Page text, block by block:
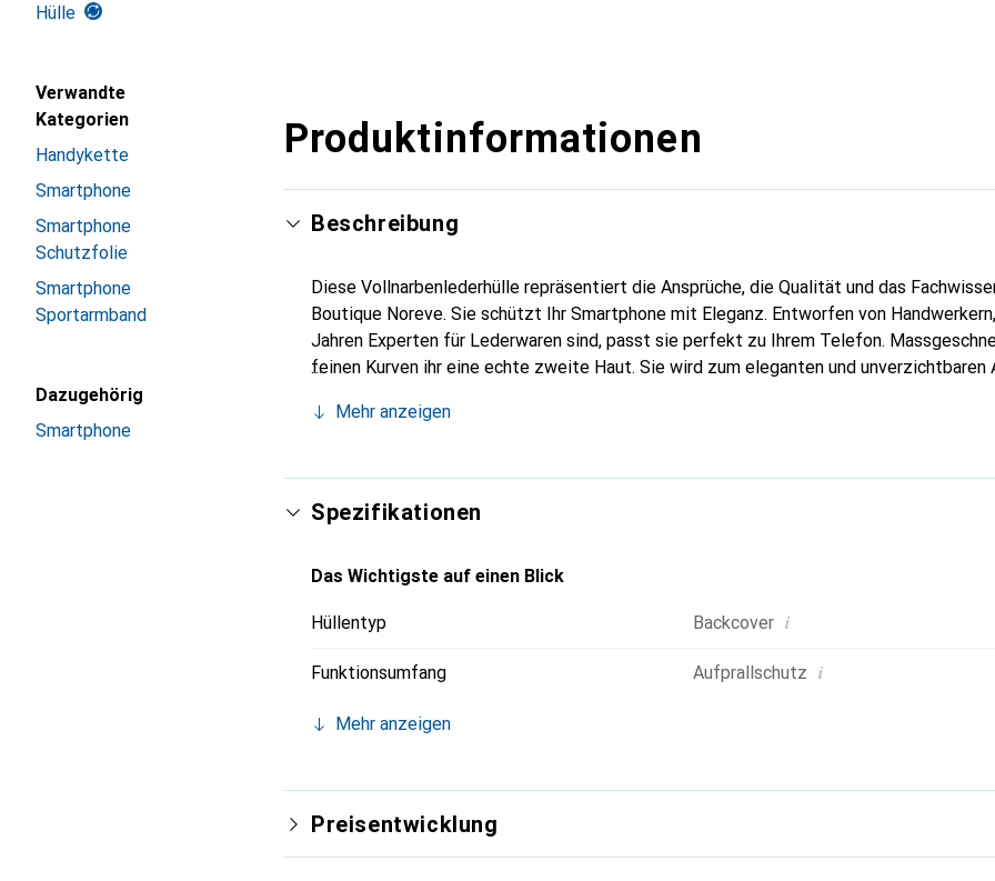
Hülle
Verwandte
Kategorien
Handykette
Smartphone
Smartphone
Schutzfolie
Smartphone
Sportarmband
Dazugehörig
Smartphone
Produktinformationen
Beschreibung
Diese Vollnarbenlederhülle repräsentiert die Ansprüche, die Qualität und das
Boutique Noreve. Sie schützt Ihr Smartphone mit Eleganz. Entworfen von
Jahren Experten für Lederwaren sind, passt sie perfekt zu Ihrem Telefon.
feinen Kurven ihr eine echte zweite Haut. Sie wird zum eleganten und unverzichtbaren
Wahl für eine anspruchsvolle Kundschaft.
Mehr anzeigen
Spezifikationen
Das Wichtigste auf einen Blick
Hüllentyp Backcover i
Funktionsumfang Aufprallschutz i
Mehr anzeigen
Preisentwicklung